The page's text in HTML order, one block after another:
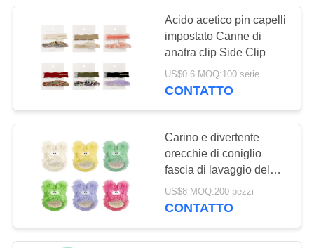
scatola ciecaAcido acetico pin capelli
impostato Canne di
anatra clip Side Clip
US$0.6 MOQ:100 serie
CONTATTO
Carino e divertente
orecchie di coniglio
fascia di lavaggio del
viso fascia di yoga di
velluto maschera di
US$8 MOQ:200 pezzi
CONTATTO